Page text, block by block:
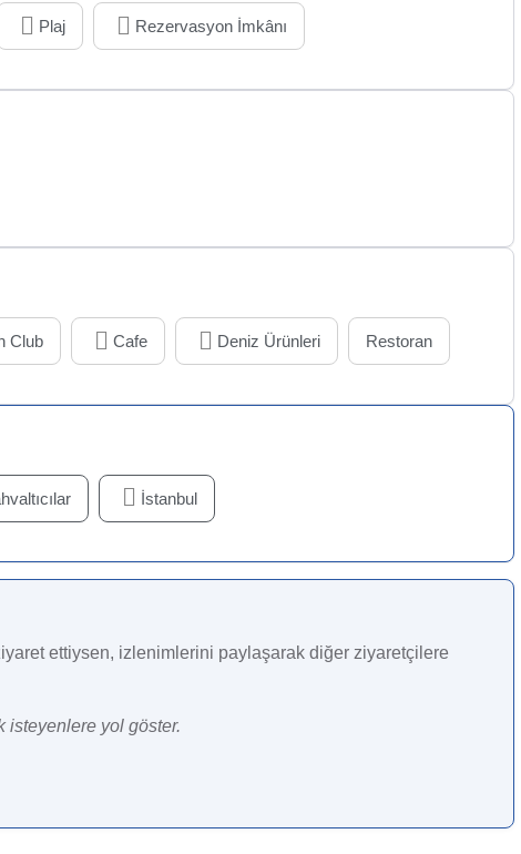
Plaj Rezervasyon İmkânı
Club Cafe Deniz Ürünleri Restoran
İstanbul
ettiysen, izlenimlerini paylaşarak diğer ziyaretçilere
isteyenlere yol göster.